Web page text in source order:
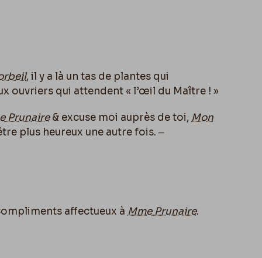
, il y a là un tas de plantes qui
ouvriers qui attendent « l’œil du Maître ! »
Prunaire& excuse moi auprès de toi, Mon
plus heureux une autre fois. ‒
affectueux à Mme Prunaire.